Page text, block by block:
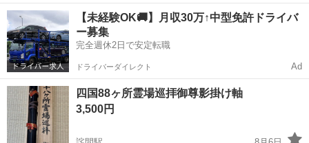
香川 三豊市 詫間駅 その他
【未経験OK🚚】月収30万↑中型免許ドライバ
ー募集
完全週休2日で安定転職
ドライバーダイレクト Ad
四国88ヶ所霊場巡拝御尊影掛け軸
3,500円